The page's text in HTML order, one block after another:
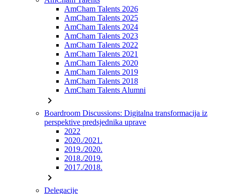
AmCham Talents 2026
AmCham Talents 2025
AmCham Talents 2024
AmCham Talents 2023
AmCham Talents 2022
AmCham Talents 2021
AmCham Talents 2020
AmCham Talents 2019
AmCham Talents 2018
AmCham Talents Alumni
chevron_right
Boardroom Discussions: Digitalna transformacija iz
perspektive predsjednika uprave
2022
2020./2021.
2019./2020.
2018./2019.
2017./2018.
chevron_right
Delegacije